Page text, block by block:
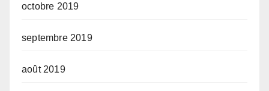
octobre 2019
septembre 2019
août 2019